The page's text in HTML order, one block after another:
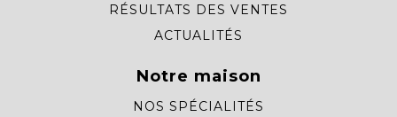
RÉSULTATS DES VENTES
ACTUALITÉS
Notre maison
NOS SPÉCIALITÉS